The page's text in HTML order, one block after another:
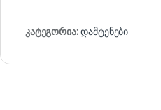
კატეგორია:დამტენები